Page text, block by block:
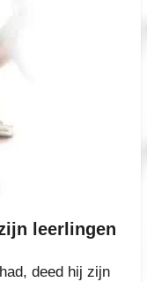
leerlingen
deed hij zijn